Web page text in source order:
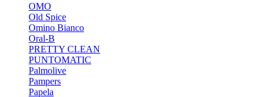
OMO
Old Spice
Omino Bianco
Oral-B
PRETTY CLEAN
PUNTOMATIC
Palmolive
Pampers
Papela